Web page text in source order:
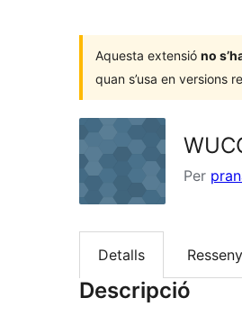
Aquesta extensió no
quan s’usa en versions
Per
Detalls
Descripció